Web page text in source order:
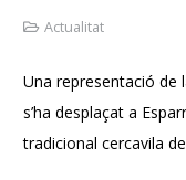
Actualitat
Una representació de
s’ha desplaçat a
tradicional cercavila